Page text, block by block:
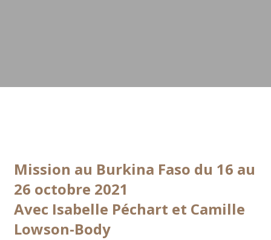
Mission au Burkina Faso du 16 au
26 octobre 2021
Avec Isabelle Péchart et Camille
Lowson-Body